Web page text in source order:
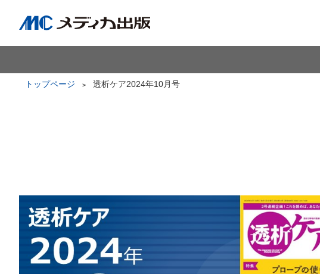
トップページ 透析ケア2024年10月号